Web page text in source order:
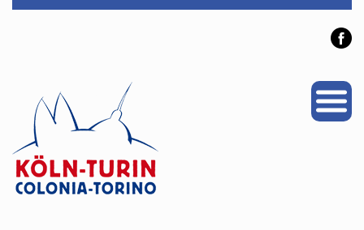
PARTNERSTADT
NEWS
VERANSTALTUNGEN